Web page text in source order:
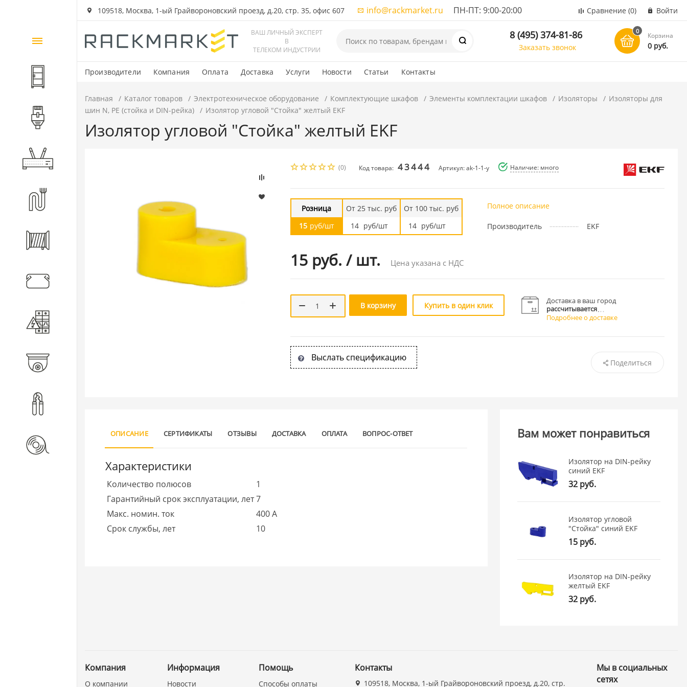
109518, Москва, 1-ый Грайвороновский проезд, д.20, стр. 35, офис 607 info@rackmarket.ru ПН-ПТ: 9:00-20:00 Сравнение (0) Войти
ВАШ ЛИЧНЫЙ ЭКСПЕРТ
В
ТЕЛЕКОМ ИНДУСТРИИ
8 (495) 374-81-86
Заказать звонок
0
Корзина
0 руб.
Производители Компания Оплата Доставка Услуги Новости Статьи Контакты
Каталог
товаров
Шкафы и стойки
Кабеленесущие системы
Главная Каталог товаров Электротехническое оборудование Комплектующие шкафов Элементы комплектации шкафов Изоляторы
Изоляторы для
шин N, PE (стойка и DIN-рейка)
Изолятор угловой "Стойка" желтый EKF
Изолятор угловой "Стойка" желтый EKF
(0) Код товара: 43444 Артикул: ak-1-1-y Наличие: много
Розница
15 руб/шт
От 25 тыс. руб
14 руб/шт
От 100 тыс. руб
14 руб/шт
15 руб. / шт. Цена указана с НДС
Полное описание
Производитель EKF
В корзину Купить в один клик
Доставка в ваш город
рассчитывается
Подробнее о доставке
Выслать спецификацию Поделиться
ОПИСАНИЕ СЕРТИФИКАТЫ ОТЗЫВЫ ДОСТАВКА ОПЛАТА ВОПРОС-ОТВЕТ
Характеристики
Количество полюсов
1
Гарантийный срок эксплуатации, лет7
Макс. номин. ток
400 А
Срок службы, лет
10
Вам может понравиться
Изолятор на DIN-рейку
синий EKF
32 руб.
Изолятор угловой
"Стойка" синий EKF
15 руб.
Изолятор на DIN-рейку
желтый EKF
32 руб.
Компания
О компании
Информация
Новости
Помощь
Способы оплаты
Контакты
109518, Москва, 1-ый Грайвороновский проезд, д.20, стр.
Мы в социальных
сетях